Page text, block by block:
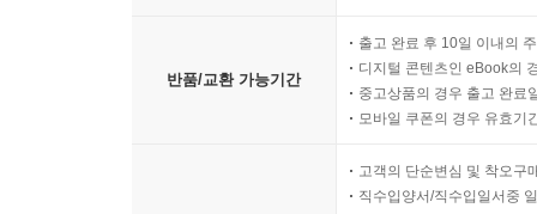
반품/교환 가능기간
출고 완료 후 10일 이내의
디지털 콘텐츠인 eBook의
중고상품의 경우 출고 완료
모바일 쿠폰의 경우 유효기
고객의 단순변심 및 착오구
직수입양서/직수입일서중